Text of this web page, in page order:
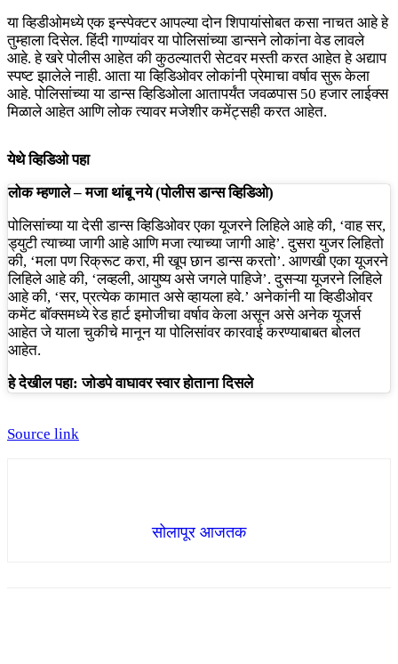
या व्हिडीओमध्ये एक इन्स्पेक्टर आपल्या दोन शिपायांसोबत कसा नाचत आहे हे
तुम्हाला दिसेल. हिंदी गाण्यांवर या पोलिसांच्या डान्सने लोकांना वेड लावले
आहे. हे खरे पोलीस आहेत की कुठल्यातरी सेटवर मस्ती करत आहेत हे अद्याप
स्पष्ट झालेले नाही. आता या व्हिडिओवर लोकांनी प्रेमाचा वर्षाव सुरू केला
आहे. पोलिसांच्या या डान्स व्हिडिओला आतापर्यंत जवळपास 50 हजार लाईक्स
मिळाले आहेत आणि लोक त्यावर मजेशीर कमेंट्सही करत आहेत.
येथे व्हिडिओ पहा
लोक म्हणाले – मजा थांबू नये (पोलीस डान्स व्हिडिओ)
पोलिसांच्या या देसी डान्स व्हिडिओवर एका यूजरने लिहिले आहे की, ‘वाह सर,
ड्युटी त्याच्या जागी आहे आणि मजा त्याच्या जागी आहे’. दुसरा युजर लिहितो
की, ‘मला पण रिक्रूट करा, मी खूप छान डान्स करतो’. आणखी एका यूजरने
लिहिले आहे की, ‘लव्हली, आयुष्य असे जगले पाहिजे’. दुसऱ्या यूजरने लिहिले
आहे की, ‘सर, प्रत्येक कामात असे व्हायला हवे.’ अनेकांनी या व्हिडीओवर
कमेंट बॉक्समध्ये रेड हार्ट इमोजीचा वर्षाव केला असून असे अनेक यूजर्स
आहेत जे याला चुकीचे मानून या पोलिसांवर कारवाई करण्याबाबत बोलत
आहेत.
हे देखील पहा: जोडपे वाघावर स्वार होताना दिसले
Source link
सोलापूर आजतक